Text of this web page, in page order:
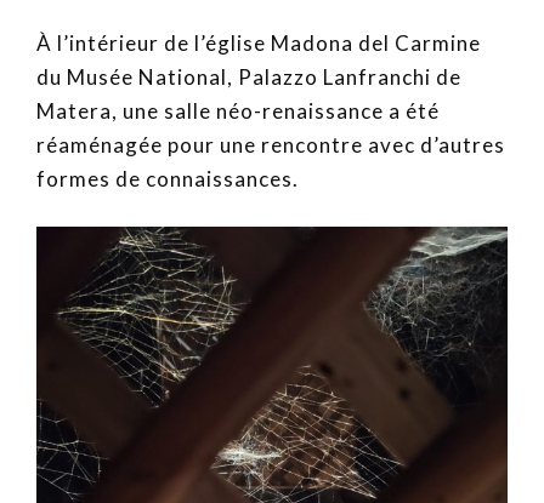
À l’intérieur de l’église Madona del Carmine
du Musée National, Palazzo Lanfranchi de
Matera, une salle néo-renaissance a été
réaménagée pour une rencontre avec d’autres
formes de connaissances.